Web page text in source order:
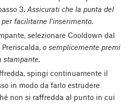
3. Assicurati che la punta del
facilitarne l'inserimento.
selezionare Cooldown dal
o semplicemente premi
stampante.
spingi continuamente il
in modo da farlo estrudere
non si raffredda al punto in cui